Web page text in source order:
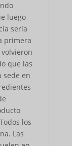
luego
sería
primera
volvieron
que las
sede en
los
Las